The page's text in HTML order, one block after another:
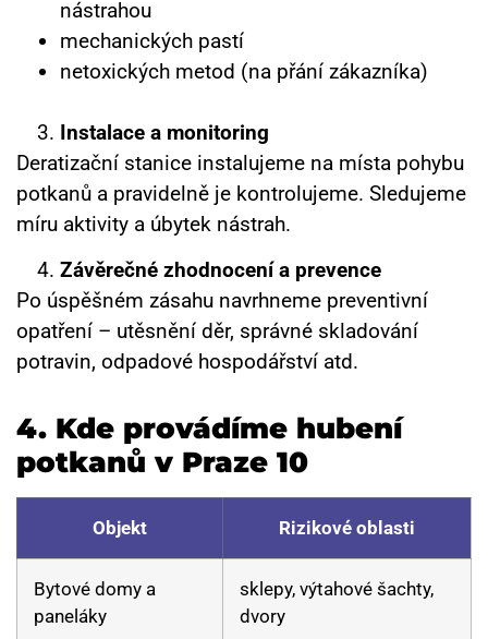
nástrahou
mechanických pastí
netoxických metod (na přání zákazníka)
Instalace a monitoring
Deratizační stanice instalujeme na místa pohybu
potkanů a pravidelně je kontrolujeme. Sledujeme
míru aktivity a úbytek nástrah.
Závěrečné zhodnocení a prevence
Po úspěšném zásahu navrhneme preventivní
opatření – utěsnění děr, správné skladování
potravin, odpadové hospodářství atd.
4. Kde provádíme hubení
potkanů v Praze 10
Objekt Rizikové oblasti
Bytové domy a
paneláky
sklepy, výtahové šachty,
dvory